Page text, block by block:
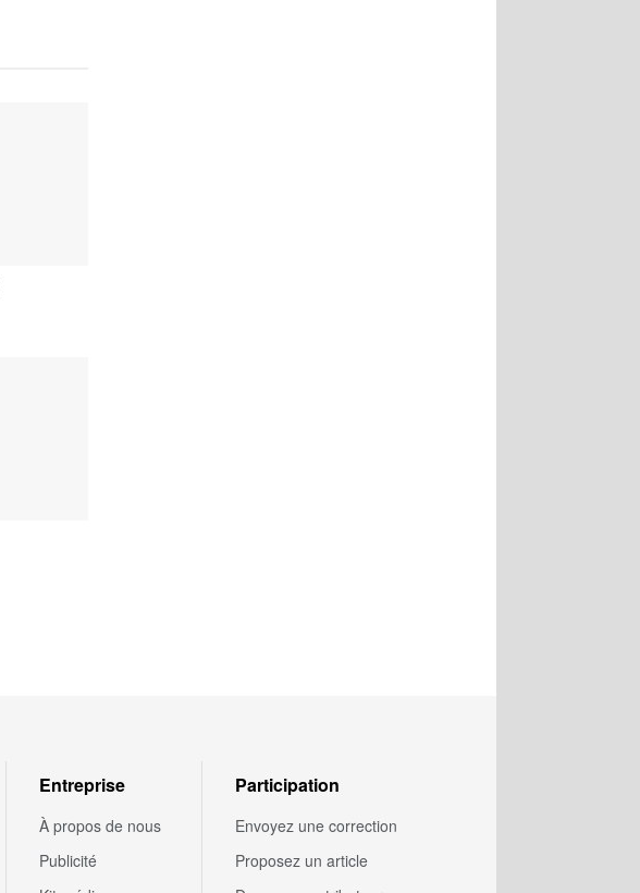
Entreprise
À propos de nous
Publicité
Participation
Envoyez une correction
Proposez un article